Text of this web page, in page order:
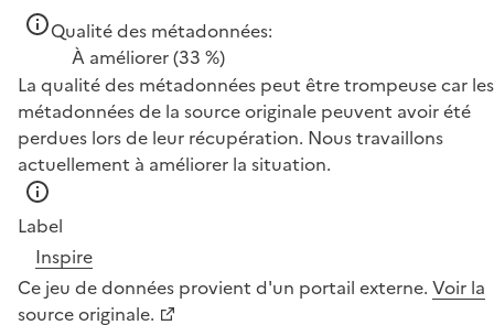
Qualité des métadonnées:
À améliorer(33 %)
La qualité des métadonnées peut être trompeuse car les
métadonnées de la source originale peuvent avoir été
perdues lors de leur récupération. Nous travaillons
actuellement à améliorer la situation.
Label
Inspire
Ce jeu de données provient d'un portail externe. Voir la
source originale.